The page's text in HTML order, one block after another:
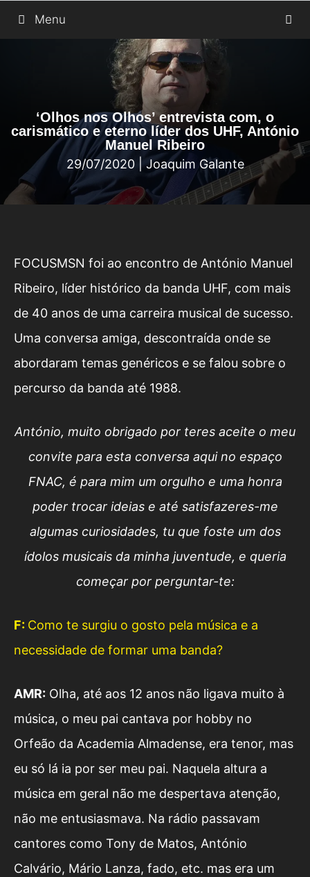
para
Menu
‘Olhos nos Olhos’ entrevista com, o
carismático e eterno líder dos UHF, António
Manuel Ribeiro
29/07/2020|Joaquim Galante
FOCUSMSN foi ao encontro de António Manuel
Ribeiro, líder histórico da banda UHF, com mais
de 40 anos de uma carreira musical de sucesso.
Uma conversa amiga, descontraída onde se
abordaram temas genéricos e se falou sobre o
percurso da banda até 1988.
António, muito obrigado por teres aceite o meu
convite para esta conversa aqui no espaço
FNAC, é para mim um orgulho e uma honra
poder trocar ideias e até satisfazeres-me
algumas curiosidades, tu que foste um dos
ídolos musicais da minha juventude, e queria
começar por perguntar-te:
F: Como te surgiu o gosto pela música e a
necessidade de formar uma banda?
AMR: Olha, até aos 12 anos não ligava muito à
música, o meu pai cantava por hobby no
Orfeão da Academia Almadense, era tenor, mas
eu só lá ia por ser meu pai. Naquela altura a
música em geral não me despertava atenção,
não me entusiasmava. Na rádio passavam
cantores como Tony de Matos, António
Calvário, Mário Lanza, fado, etc. mas era um